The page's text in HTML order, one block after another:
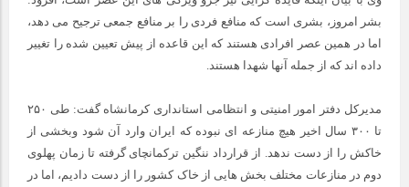
بشر امروز، بشری است که منافع فردی را بر منافع جمعی ترجیح می دهد،
اما در همین عصر افرادی هستند که این قاعده از پیش تعیین شده را تغییر
داده اند که از جمله آنها شهدا هستند.
مدیرکل دفتر امور امنیتی و انتظامی استانداری کرمانشاه گفت: طی ۲۵۰
تا ۳۰۰ سال اخیر هیچ منازعه ای نبوده که ایران وارد آن شود وبخشی از
خاکش را از دست ندهد. از قرارداد ننگین ترکمانچای گرفته تا زمان پهلوی
دوم در منازعات مختلف بخش هایی از خاک کشور را از دست دادیم، اما در